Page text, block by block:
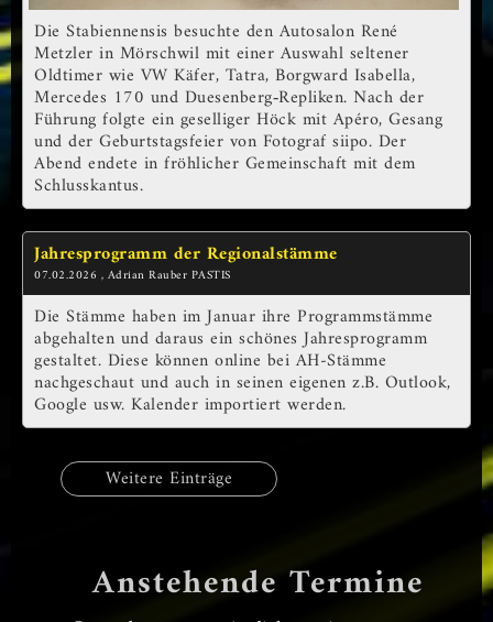
Die Stabiennensis besuchte den Autosalon René
Metzler in Mörschwil mit einer Auswahl seltener
Oldtimer wie VW Käfer, Tatra, Borgward Isabella,
Mercedes 170 und Duesenberg‑Repliken. Nach der
Führung folgte ein geselliger Höck mit Apéro, Gesang
und der Geburtstagsfeier von Fotograf siipo. Der
Abend endete in fröhlicher Gemeinschaft mit dem
Schlusskantus.
Jahresprogramm der Regionalstämme
07.02.2026 , Adrian Rauber PASTIS
Die Stämme haben im Januar ihre Programmstämme
abgehalten und daraus ein schönes Jahresprogramm
gestaltet. Diese können online bei AH-Stämme
nachgeschaut und auch in seinen eigenen z.B. Outlook,
Google usw. Kalender importiert werden.
Weitere Einträge
Anstehende Termine